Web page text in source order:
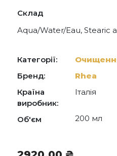
Склад
Aqua/Water/Eau, Stearic
betaine, Potassium
Ethoxydiglycol,
Anhydroxylitol, Cannabis
Threonine, Valine,
Parfum (Fragrance),
Synthetic wax, Caprylyl
glycol, Sodium
Категорії:
Бренд:
Rhea
Країна
виробник:
Італія
Об'єм 200 мл